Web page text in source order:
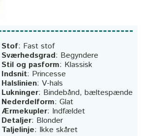
Stof: Fast stof
Sværhedsgrad: Begyndere
Stil og pasform: Klassisk
Indsnit: Princesse
Halslinien: V-hals
Lukninger: Bindebånd, bæltespænde
Nederdelform: Glat
Ærmekupler: Indfældet
Detaljer: Blonder
Taljelinje: Ikke skåret